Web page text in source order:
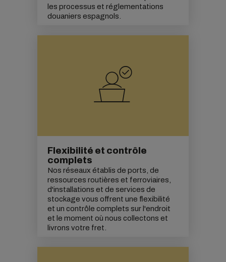
les processus et réglementations
douaniers espagnols.
Flexibilité et contrôle
complets
Nos réseaux établis de ports, de
ressources routières et ferroviaires,
d'installations et de services de
stockage vous offrent une flexibilité
et un contrôle complets sur l'endroit
et le moment où nous collectons et
livrons votre fret.